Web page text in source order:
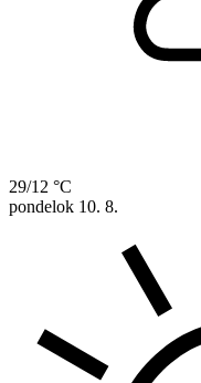
29/12 °C
pondelok 10. 8.